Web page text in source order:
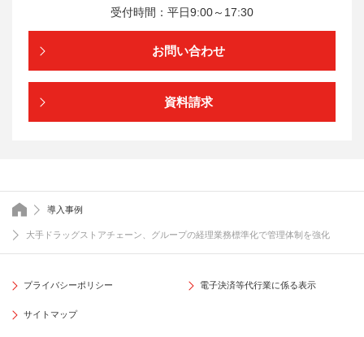
受付時間：平日9:00～17:30
お問い合わせ
資料請求
トップページ
導入事例
大手ドラッグストアチェーン、グループの経理業務標準化で管理体制を強化
プライバシーポリシー 電子決済等代行業に係る表示
サイトマップ